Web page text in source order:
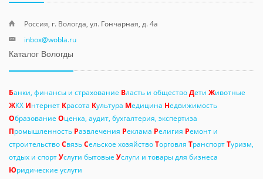
Россия, г. Вологда, ул. Гончарная, д. 4а
inbox@wobla.ru
Каталог Вологды
Банки, финансы и страхование Власть и обществоДети Животные
ЖКХ Интернет Красота Культура Медицина Недвижимость
Образование Оценка, аудит, бухгалтерия, экспертиза
Промышленность Развлечения Реклама Религия Ремонт и
строительствоСвязьСельское хозяйствоТорговля ТранспортТуризм,
отдых и спортУслуги бытовые Услуги и товары для бизнеса
Юридические услуги